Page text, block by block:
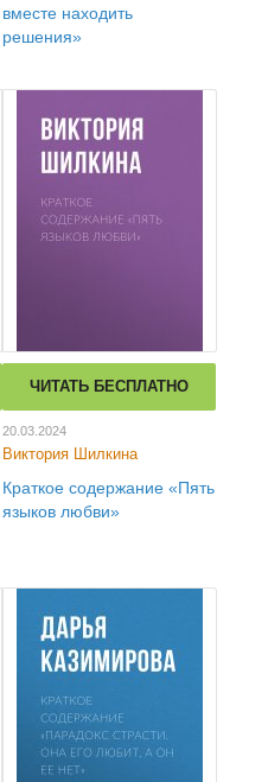
вместе находить
решения»
ЧИТАТЬ БЕСПЛАТНО
20.03.2024
Виктория Шилкина
Краткое содержание «Пять
языков любви»